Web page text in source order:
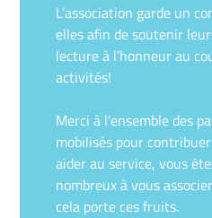
L’association garde un
elles afin de soutenir
lecture à l’honneur au
activités!
Merci à l’ensemble des
mobilisés pour
aider au service, vous
nombreux à vous
cela porte ces fruits.